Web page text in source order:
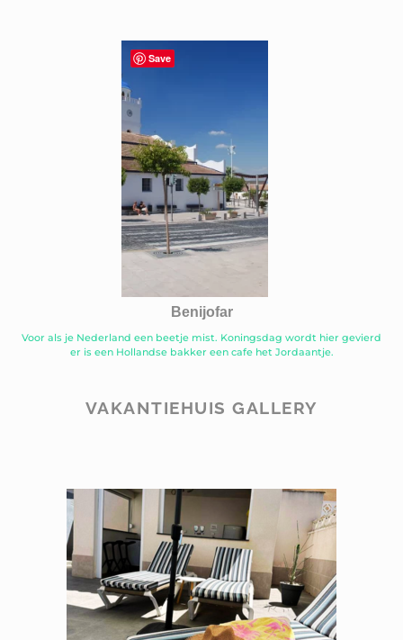
Benijofar
Voor als je Nederland een beetje mist. Koningsdag wordt hier gevierd
er is een Hollandse bakker een cafe het Jordaantje.
VAKANTIEHUIS GALLERY
Save